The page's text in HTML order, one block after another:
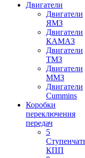
Двигатели
Двигатели
ЯМЗ
Двигатели
КАМАЗ
Двигатели
ТМЗ
Двигатели
ММЗ
Двигатели
Cummins
Коробки
переключения
передач
5
КПП